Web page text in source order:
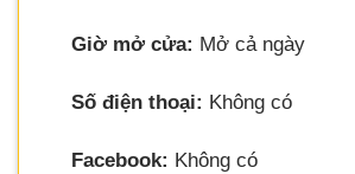
Giờ mở cửa: Mở cả ngày
Số điện thoại: Không có
Facebook: Không có